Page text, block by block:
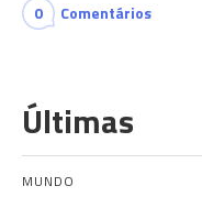
0 Comentários
Últimas
MUNDO